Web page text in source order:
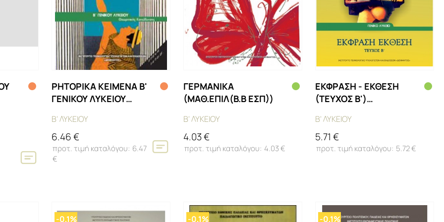
ΡΗΤΟΡΙΚΑ ΚΕΙΜΕΝΑ Β'
ΓΕΝΙΚΟΥ ΛΥΚΕΙΟΥ
ΑΝΘΡΩΠΙΣΤΙΚΩΝ
ΣΠΟΥΔΩΝ
Β' ΛΥΚΕΙΟΥ
6.46 €
6.47
€
ΓΕΡΜΑΝΙΚΑ
(ΜΑΘ.ΕΠΙΛ(Β.Β ΕΣΠ))
Β' ΛΥΚΕΙΟΥ
4.03 €
4.03 €
ΕΚΦΡΑΣΗ - ΕΚΘΕΣΗ
(ΤΕΥΧΟΣ Β')
ΕΣΠ))
Β' ΛΥΚΕΙΟΥ
5.71 €
5.72 €
-0,1% -0,1% -0,1%